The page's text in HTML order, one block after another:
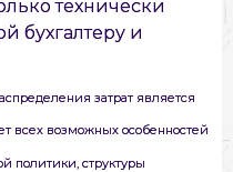
технически
бухгалтеру и
затрат является
всех возможных особенностей
политики, структуры